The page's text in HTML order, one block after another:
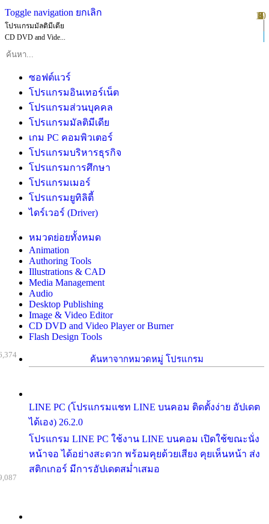
Toggle navigation ยกเลิก
โปรแกรมมัลติมีเดีย
CD DVD and Vide...
ซอฟต์แวร์
โปรแกรมอินเทอร์เน็ต
โปรแกรมส่วนบุคคล
โปรแกรมมัลติมีเดีย
เกม PC คอมพิวเตอร์
โปรแกรมบริหารธุรกิจ
โปรแกรมการศึกษา
โปรแกรมเมอร์
โปรแกรมยูทิลิตี้
ไดร์เวอร์ (Driver)
หมวดย่อยทั้งหมด
Animation
Authoring Tools
Illustrations & CAD
Media Management
Audio
Desktop Publishing
Image & Video Editor
CD DVD and Video Player or Burner
Flash Design Tools
ค้นหาจากหมวดหมู่ โปรแกรม
LINE PC (โปรแกรมแชท LINE บนคอม ติดตั้งง่าย อัปเดต
ได้เอง) 26.2.0
โปรแกรม LINE PC ใช้งาน LINE บนคอม เปิดใช้ขณะนั่ง
หน้าจอ ได้อย่างสะดวก พร้อมคุยด้วยเสียง คุยเห็นหน้า ส่ง
สติกเกอร์ มีการอัปเดตสม่ำเสมอ
1
2
3
4
5
6
7
8
9
10